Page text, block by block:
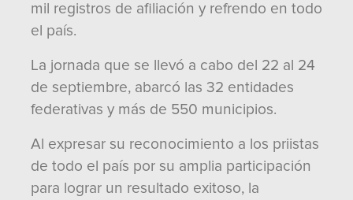
mil registros de afiliación y refrendo en todo
el país.
La jornada que se llevó a cabo del 22 al 24
de septiembre, abarcó las 32 entidades
federativas y más de 550 municipios.
Al expresar su reconocimiento a los priistas
de todo el país por su amplia participación
para lograr un resultado exitoso, la